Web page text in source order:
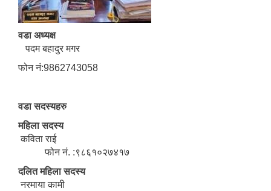
वडा अध्यक्ष
पदम बहादुर मगर
फोन नं:9862743058
वडा सदस्यहरु
महिला सदस्य
कविता राई
फोन नं. :९८६१०२७४१७
दलित महिला सदस्य
नरमाया कामी